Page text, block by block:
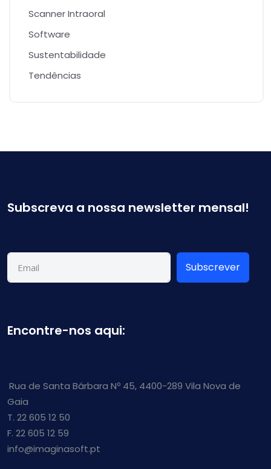
Scanner Intraoral
Software
Sustentabilidade
Tendências
Subscreva a nossa newsletter mensal!
Subscrever
Encontre-nos aqui:
Rua de Santa Bárbara Nº 45, 4400-289 Vila Nova de
Gaia
T. 22 605 12 50
F. 22 605 12 59
info@imaginasoft.pt